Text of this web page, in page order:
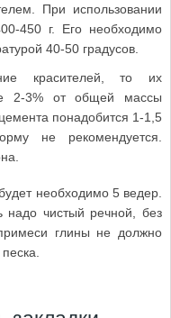
При использовании
450 г. Его необходимо
40-50 градусов.
красителей, то их
2-3% от общей массы
понадобится 1-1,5
не рекомендуется.
необходимо 5 ведер.
надо чистый речной, без
глины не должно